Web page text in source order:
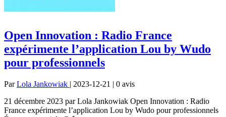
Open Innovation : Radio France
expérimente l’application Lou by Wudo
pour professionnels
ParLola Jankowiak | 2023-12-21 | 0 avis
21 décembre 2023 par Lola Jankowiak Open Innovation : Radio
France expérimente l’application Lou by Wudo pour professionnels